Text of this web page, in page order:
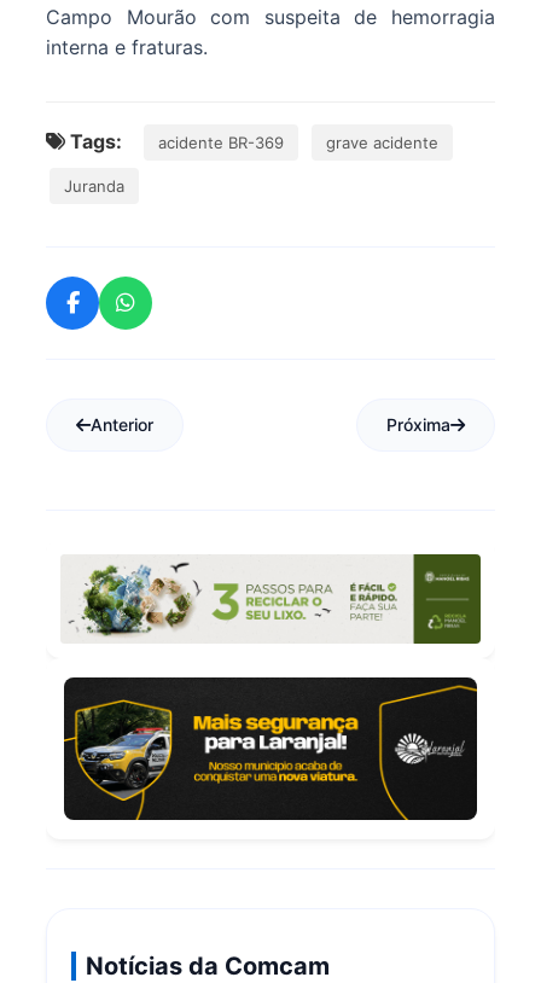
Campo Mourão com suspeita de hemorragia
interna e fraturas.
Tags: acidente BR-369 grave acidente
Juranda
Anterior Próxima
Notícias da Comcam